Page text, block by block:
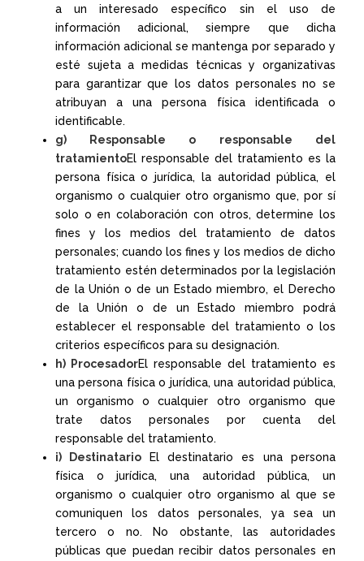
a un interesado específico sin el uso de
información adicional, siempre que dicha
información adicional se mantenga por separado y
esté sujeta a medidas técnicas y organizativas
para garantizar que los datos personales no se
atribuyan a una persona física identificada o
identificable.
g) Responsable o responsable del
tratamientoEl responsable del tratamiento es la
persona física o jurídica, la autoridad pública, el
organismo o cualquier otro organismo que, por sí
solo o en colaboración con otros, determine los
fines y los medios del tratamiento de datos
personales; cuando los fines y los medios de dicho
tratamiento estén determinados por la legislación
de la Unión o de un Estado miembro, el Derecho
de la Unión o de un Estado miembro podrá
establecer el responsable del tratamiento o los
criterios específicos para su designación.
h) ProcesadorEl responsable del tratamiento es
una persona física o jurídica, una autoridad pública,
un organismo o cualquier otro organismo que
trate datos personales por cuenta del
responsable del tratamiento.
i) Destinatario
El destinatario es una persona
física o jurídica, una autoridad pública, un
organismo o cualquier otro organismo al que se
comuniquen los datos personales, ya sea un
tercero o no. No obstante, las autoridades
públicas que puedan recibir datos personales en